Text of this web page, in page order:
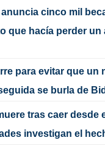
cinco mil
que hacía perder un
para evitar que un
se burla de
tras caer desde
investigan el